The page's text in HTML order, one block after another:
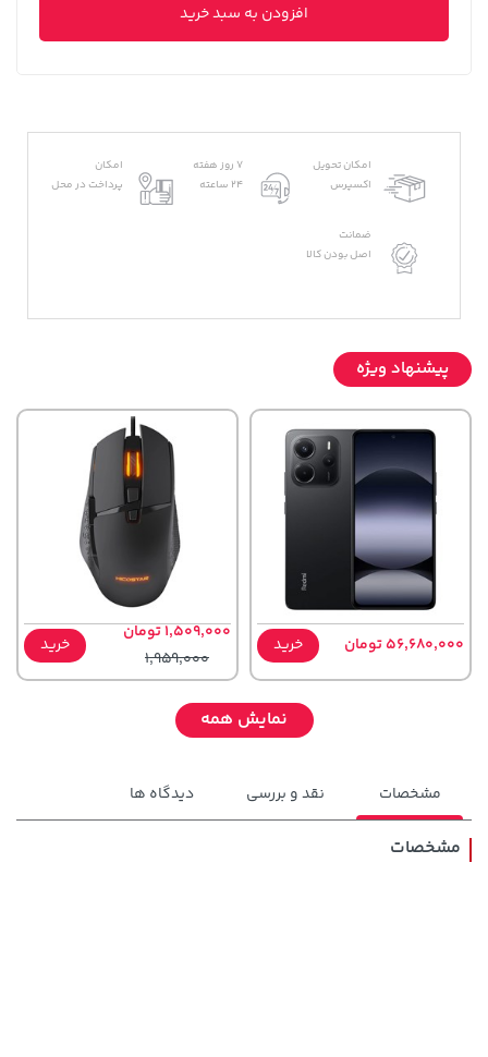
افزودن به سبد خرید
امکان تحویل
اکسپرس
7 روز هفته
24 ساعته
امکان
پرداخت در محل
ضمانت
اصل بودن کالا
پیشنهاد ویژه
56,680,000 تومان خرید
1,509,000 تومان
1,959,000
خرید
نمایش همه
مشخصات نقد و بررسی دیدگاه ها
مشخصات